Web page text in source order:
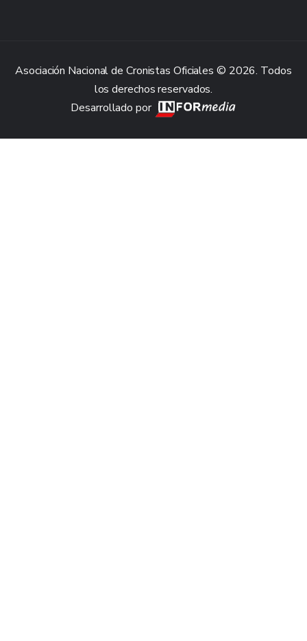
Asociación Nacional de Cronistas Oficiales © 2026. Todos
los derechos reservados.
Desarrollado por